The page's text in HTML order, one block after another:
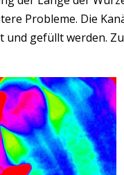
Probleme. Die
und gefüllt werden.